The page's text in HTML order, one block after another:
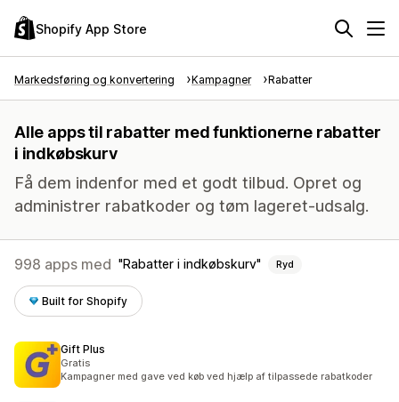
Shopify App Store
Markedsføring og konvertering Kampagner Rabatter
Alle apps til rabatter med funktionerne rabatter
i indkøbskurv
Få dem indenfor med et godt tilbud. Opret og
administrer rabatkoder og tøm lageret-udsalg.
998 apps med Rabatter i indkøbskurv Ryd
Built for Shopify
Gift Plus
Gratis
Kampagner med gave ved køb ved hjælp af tilpassede rabatkoder